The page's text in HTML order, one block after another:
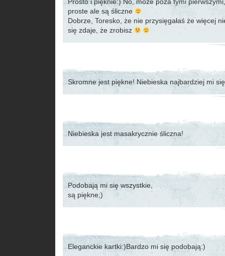
proste ale są śliczne
Dobrze, Toresko, że nie przysięgałaś że więcej
się zdaje, że zrobisz
Skromne jest piękne! Niebieska najbardziej mi
Niebieska jest masakrycznie śliczna!
Podobają mi się wszystkie,
są piękne;)
Eleganckie kartki:)Bardzo mi się podobają:)